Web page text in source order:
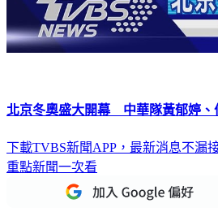
北京冬奧盛大開幕 中華隊黃郁婷、
下載TVBS新聞APP，最新消息不漏
重點新聞一次看